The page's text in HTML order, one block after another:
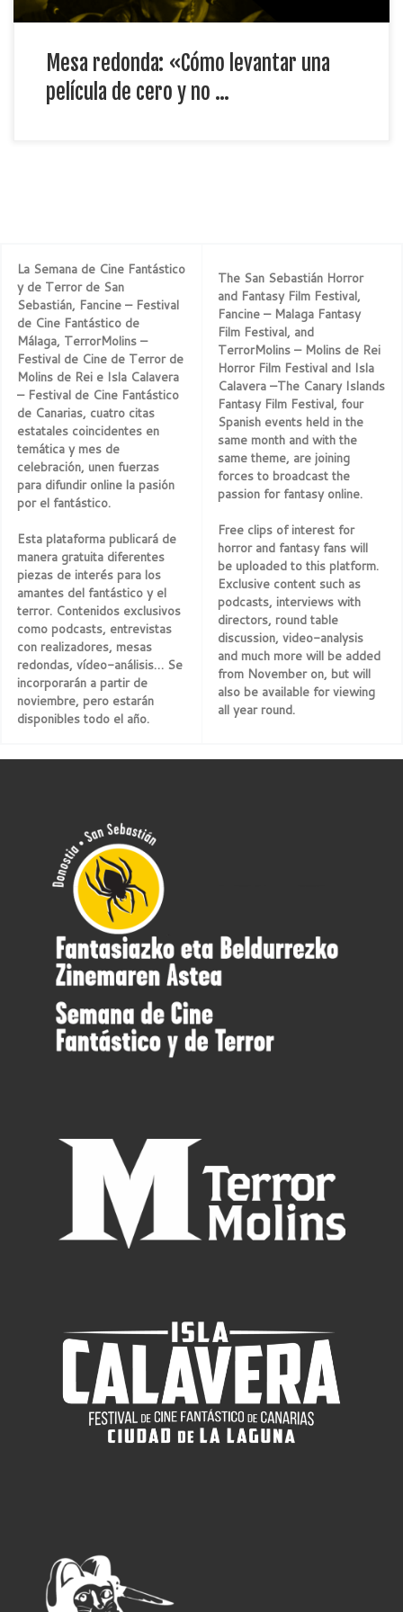
Mesa redonda: «Cómo levantar una
película de cero y no …
La Semana de Cine Fantástico
y de Terror de San
Sebastián, Fancine – Festival
de Cine Fantástico de
Málaga, TerrorMolins –
Festival de Cine de Terror de
Molins de Rei e Isla Calavera
– Festival de Cine Fantástico
de Canarias, cuatro citas
estatales coincidentes en
temática y mes de
celebración, unen fuerzas
para difundir online la pasión
por el fantástico.
Esta plataforma publicará de
manera gratuita diferentes
piezas de interés para los
amantes del fantástico y el
terror. Contenidos exclusivos
como podcasts, entrevistas
con realizadores, mesas
redondas, vídeo-análisis… Se
incorporarán a partir de
noviembre, pero estarán
disponibles todo el año.
The San Sebastián Horror
and Fantasy Film Festival,
Fancine – Malaga Fantasy
Film Festival, and
TerrorMolins – Molins de Rei
Horror Film Festival and Isla
Calavera –The Canary Islands
Fantasy Film Festival, four
Spanish events held in the
same month and with the
same theme, are joining
forces to broadcast the
passion for fantasy online.
Free clips of interest for
horror and fantasy fans will
be uploaded to this platform.
Exclusive content such as
podcasts, interviews with
directors, round table
discussion, video-analysis
and much more will be added
from November on, but will
also be available for viewing
all year round.